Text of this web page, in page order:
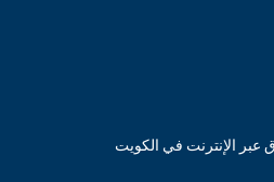
الإنترنت في الكويت